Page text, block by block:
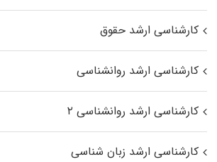
کارشناسی ارشد حقوق
کارشناسی ارشد روانشناسی
کارشناسی ارشد روانشناسی ۲
کارشناسی ارشد زبان شناسی